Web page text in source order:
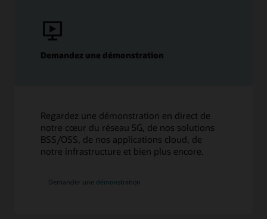
Plus de ressources
Oracle Live : Élargir les possibilités du cloud hybride
Demandez une démonstration
Regardez une démonstration en direct de
notre cœur du réseau 5G, de nos solutions
BSS/OSS, de nos applications cloud, de
notre infrastructure et bien plus encore.
Demander une démonstration